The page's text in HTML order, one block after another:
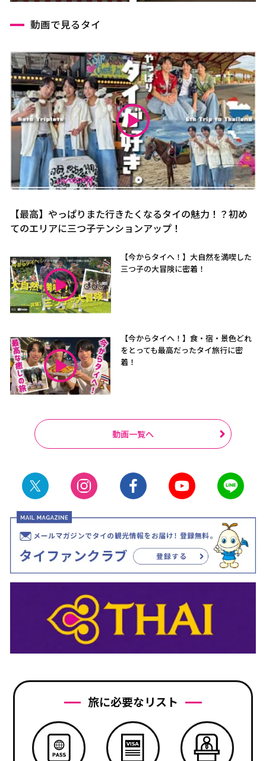
動画で見るタイ
【最高】やっぱりまた行きたくなるタイの魅力！？初め
てのエリアに三つ子テンションアップ！
【今からタイへ！】大自然を満喫した
三つ子の大冒険に密着！
【今からタイへ！】食・宿・景色どれ
をとっても最高だったタイ旅行に密
着！
動画一覧へ
旅に必要なリスト